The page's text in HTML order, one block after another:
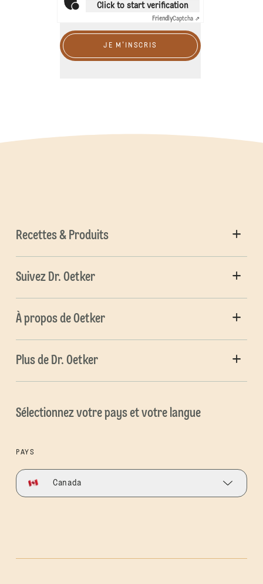
Click to start verification
FriendlyCaptcha ⇗
JE M'INSCRIS
Recettes & Produits
Suivez Dr. Oetker
À propos de Oetker
Plus de Dr. Oetker
Sélectionnez votre pays et votre langue
PAYS
Canada